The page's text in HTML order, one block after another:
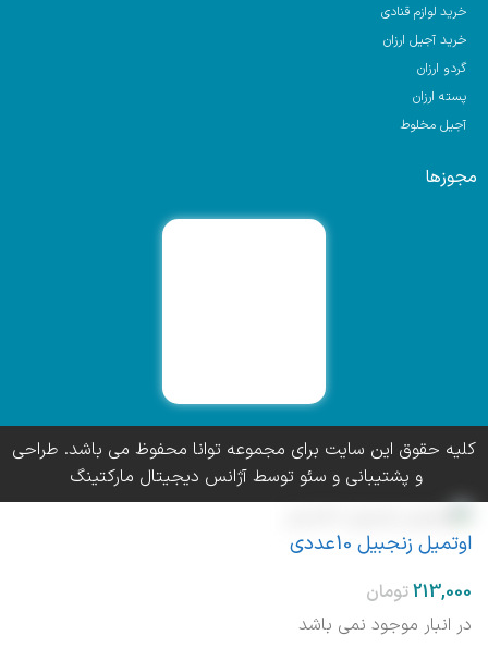
خرید لوازم قنادی
خرید آجیل ارزان
گردو ارزان
پسته ارزان
آجیل مخلوط
مجوزها
کلیه حقوق این سایت برای مجموعه توانا محفوظ می باشد. طراحی
و پشتیبانی و سئو توسط آژانس دیجیتال مارکتینگ
اوتمیل زنجبیل 10عددی
در انبار موجود نمی باشد